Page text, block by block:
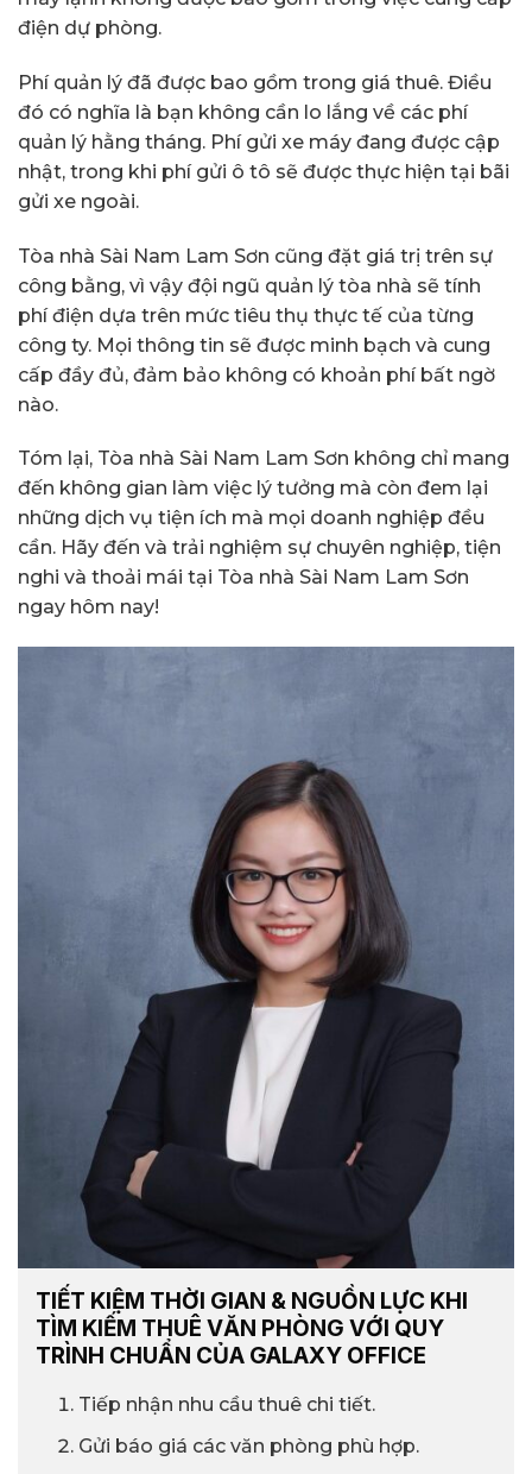
điện dự phòng.
Phí quản lý đã được bao gồm trong giá thuê. Điều
đó có nghĩa là bạn không cần lo lắng về các phí
quản lý hằng tháng. Phí gửi xe máy đang được cập
nhật, trong khi phí gửi ô tô sẽ được thực hiện tại bãi
gửi xe ngoài.
Tòa nhà Sài Nam Lam Sơn cũng đặt giá trị trên sự
công bằng, vì vậy đội ngũ quản lý tòa nhà sẽ tính
phí điện dựa trên mức tiêu thụ thực tế của từng
công ty. Mọi thông tin sẽ được minh bạch và cung
cấp đầy đủ, đảm bảo không có khoản phí bất ngờ
nào.
Tóm lại, Tòa nhà Sài Nam Lam Sơn không chỉ mang
đến không gian làm việc lý tưởng mà còn đem lại
những dịch vụ tiện ích mà mọi doanh nghiệp đều
cần. Hãy đến và trải nghiệm sự chuyên nghiệp, tiện
nghi và thoải mái tại Tòa nhà Sài Nam Lam Sơn
ngay hôm nay!
TIẾT KIỆM THỜI GIAN & NGUỒN LỰC KHI
TÌM KIẾM THUÊ VĂN PHÒNG VỚI QUY
TRÌNH CHUẨN CỦA GALAXY OFFICE
Tiếp nhận nhu cầu thuê chi tiết.
Gửi báo giá các văn phòng phù hợp.